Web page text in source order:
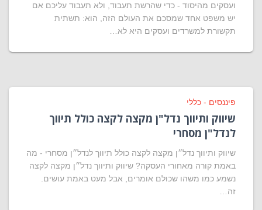
ועסקים מהיסוד - כדי שהרשת תעבוד, ולא תעבוד עליכם אם
יש משפט אחד שמסכם את העולם הזה, הוא: תשתית
תקשורת למשרדים ועסקים היא לא…
פיננסים - כללי
שיווק ותיווך נדל"ן מקצה לקצה כולל תיווך
לנדל"ן מסחרי
שיווק ותיווך נדל״ן מקצה לקצה כולל תיווך לנדל״ן מסחרי - מה
באמת קורה מאחורי העסקה? שיווק ותיווך נדל״ן מקצה לקצה
נשמע כמו משהו שכולם אומרים, אבל מעט באמת עושים.
זה…